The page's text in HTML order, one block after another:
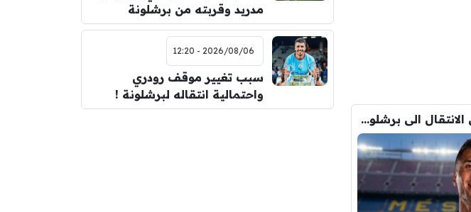
عاجل : رودري يوافق على الانتقال الى برشلونة.. 3 أسباب وراء قراره
مدريد وقربته من برشلونة
2026/08/06 - 12:20
سبب تغيير موقف رودري
واحتمالية انتقاله لبرشلونة !